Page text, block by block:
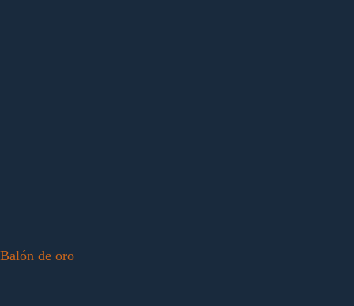
Balón de oro